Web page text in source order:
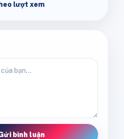
lượt xem
bình luận